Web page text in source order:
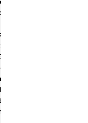
der
am 24.5. in
Die 1927er
Nahegegend
mit Heinrich
Wein und
christliche